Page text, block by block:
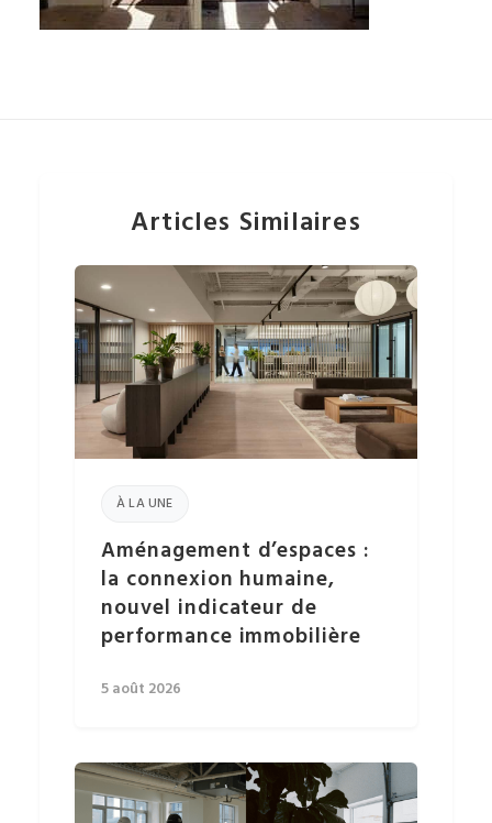
Articles Similaires
À LA UNE
Aménagement d’espaces :
la connexion humaine,
nouvel indicateur de
performance immobilière
5 août 2026